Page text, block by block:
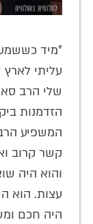
"מיד
עליתי
שלי הרב
הזדמנות
המשפיע הרב
קשר קרוב
והוא היה
עצות. הוא
היה חכם